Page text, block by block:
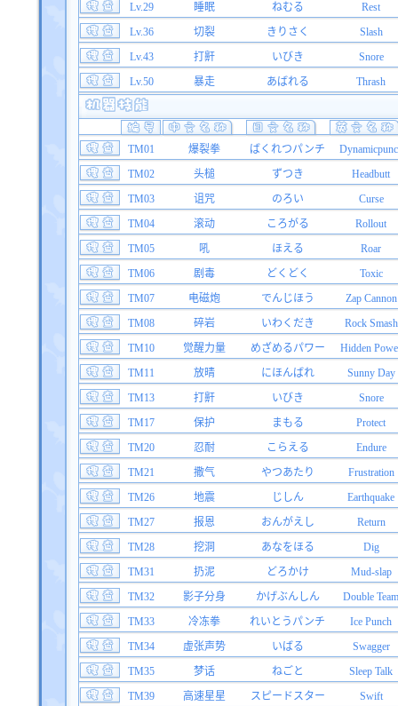
Lv.29
睡眠 ねむる
Rest
Lv.36
切裂 きりさく
Slash
Lv.43
打鼾 いびき
Snore
Lv.50
暴走 あばれる Thrash
TM01 爆裂拳 ばくれつパンチ
TM02
头槌 ずつき
Headbutt
TM03
诅咒 のろい
Curse
TM04
滚动 ころがる
Rollout
TM05
吼 ほえる
Roar
TM06
剧毒 どくどく
Toxic
TM07
电磁炮 でんじほう
Zap Cannon
TM08
碎岩 いわくだき
Rock Smash
TM10
觉醒力量 めざめるパワー
Hidden
TM11
放晴 にほんばれ
Sunny Day
TM13
打鼾 いびき
Snore
TM17
保护 まもる
Protect
TM20
忍耐 こらえる
Endure
TM21
撒气 やつあたり
Frustration
TM26
地震 じしん
Earthquake
TM27
报恩 おんがえし
Return
TM28
挖洞 あなをほる
Dig
TM31
扔泥 どろかけ
Mud-slap
TM32
影子分身 かげぶんしん
Double Team
TM33
冷冻拳 れいとうパンチ
Ice Punch
TM34
虚张声势 いばる
Swagger
TM35
梦话 ねごと
Sleep Talk
TM39
高速星星 スピードスター
Swift